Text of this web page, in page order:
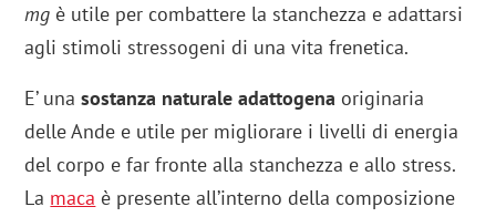
mg è utile per combattere la stanchezza e adattarsi
agli stimoli stressogeni di una vita frenetica.
E’ unasostanza naturale adattogena originaria
delle Ande e utile per migliorare i livelli di energia
del corpo e far fronte alla stanchezza e allo stress.
La maca è presente all’interno della composizione